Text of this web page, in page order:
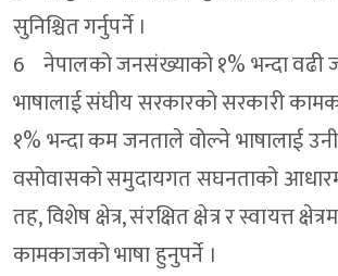
सुनिश्चित गर्नुपर्ने ।
6 नेपालको जनसंख्याको १% भन्दा वढी
भाषालाई संघीय सरकारको सरकारी
१% भन्दा कम जनताले वोल्ने भाषालाई
वसोवासको समुदायगत सघनताको
तह, विशेष क्षेत्र, संरक्षित क्षेत्र र स्वायत्त
कामकाजको भाषा हुनुपर्ने ।